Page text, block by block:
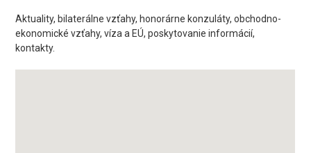
Aktuality, bilaterálne vzťahy, honorárne konzuláty, obchodno-
ekonomické vzťahy, víza a EÚ, poskytovanie informácií,
kontakty.